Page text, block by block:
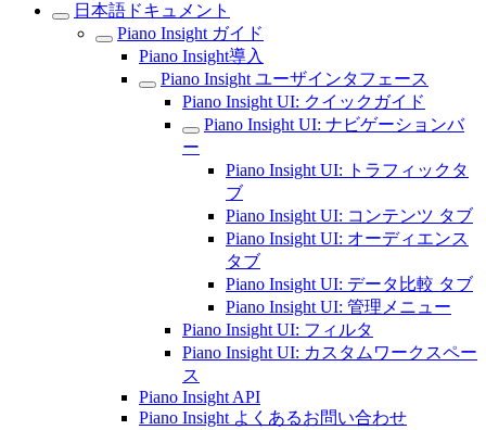
日本語ドキュメント
Piano Insight ガイド
Piano Insight導入
Piano Insight ユーザインタフェース
Piano Insight UI: クイックガイド
Piano Insight UI: ナビゲーションバ
ー
Piano Insight UI: トラフィックタ
ブ
Piano Insight UI: コンテンツ タブ
Piano Insight UI: オーディエンス
タブ
Piano Insight UI: データ比較 タブ
Piano Insight UI: 管理メニュー
Piano Insight UI: フィルタ
Piano Insight UI: カスタムワークスペー
ス
Piano Insight API
Piano Insight よくあるお問い合わせ